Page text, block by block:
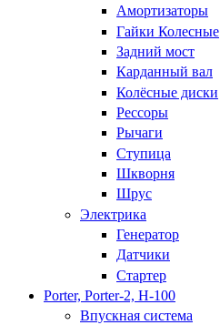
Амортизаторы
Гайки Колесные
Задний мост
Карданный вал
Колёсные диски
Рессоры
Рычаги
Ступица
Шкворня
Шрус
Электрика
Генератор
Датчики
Стартер
Porter, Porter-2, H-100
Впускная система